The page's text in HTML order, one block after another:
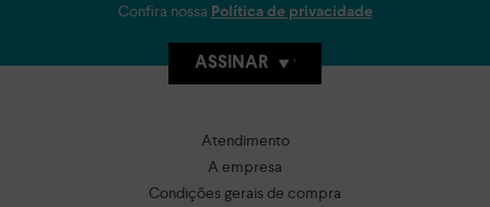
Confira nossa Política de privacidade
ASSINAR
Atendimento
A empresa
Condições gerais de compra